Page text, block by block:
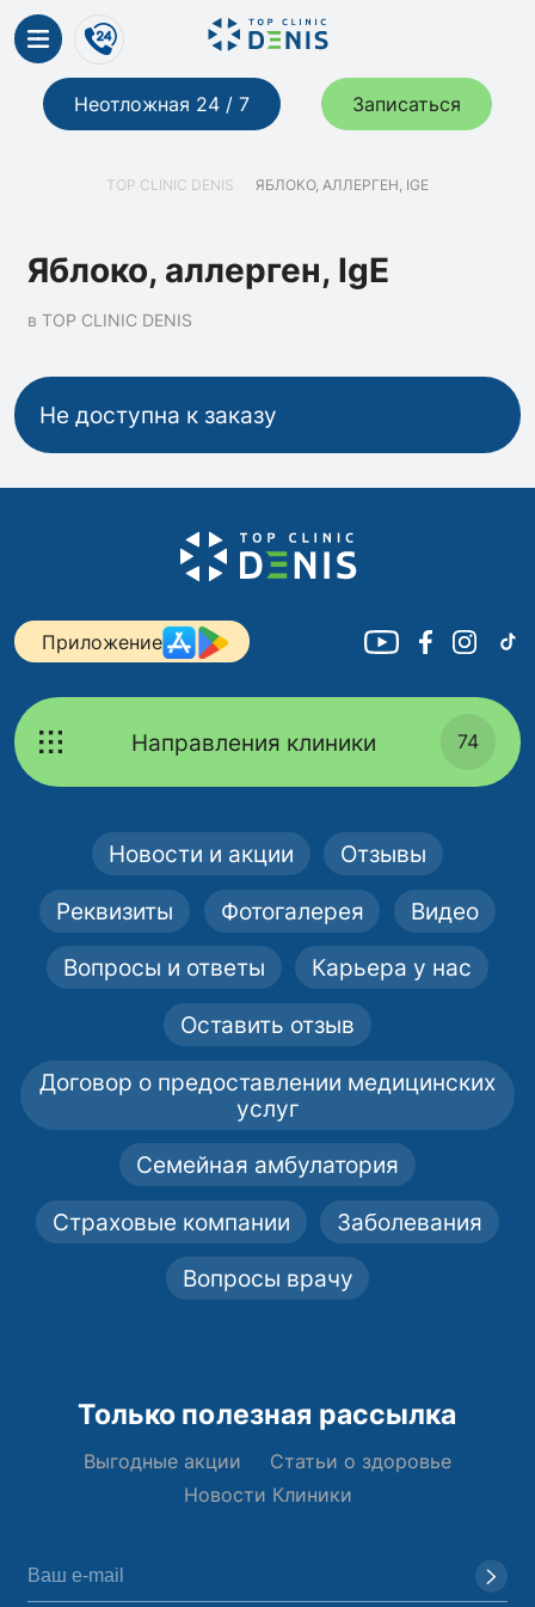
Неотложная 24 / 7 Записаться
TOP CLINIC DENIS ЯБЛОКО, АЛЛЕРГЕН, IGE
Яблоко, аллерген, IgE
в TOP CLINIC DENIS
Не доступна к заказу
Приложение
Направления клиники 74
Новости и акции Отзывы
Реквизиты Фотогалерея Видео
Вопросы и ответы Карьера у нас
Оставить отзыв
Договор о предоставлении медицинских
услуг
Семейная амбулатория
Страховые компании Заболевания
Вопросы врачу
Только полезная рассылка
Выгодные акции
Статьи о здоровье
Новости Клиники